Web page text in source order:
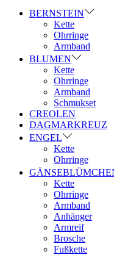
BERNSTEIN
Kette
Ohrringe
Armband
BLUMEN
Kette
Ohrringe
Armband
Schmukset
CREOLEN
DAGMARKREUZ
ENGEL
Kette
Ohrringe
Kette
Ohrringe
Armband
Anhänger
Armreif
Brosche
Fußkette